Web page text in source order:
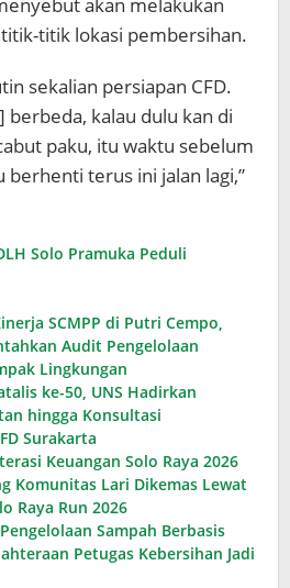
akan melakukan
titik lokasi pembersihan.
sekalian persiapan CFD.
berbeda, kalau dulu kan di
paku, itu waktu sebelum
berhenti terus ini jalan lagi,”
Solo Pramuka Peduli
SCMPP di Putri Cempo,
Audit Pengelolaan
Lingkungan
ke-50, UNS Hadirkan
hingga Konsultasi
Surakarta
Keuangan Solo Raya 2026
Komunitas Lari Dikemas Lewat
Raya Run 2026
Sampah Berbasis
Petugas Kebersihan Jadi